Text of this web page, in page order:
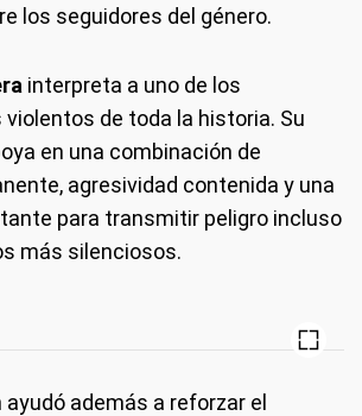
los seguidores del género.
interpreta a uno de los
de toda la historia. Su
en una combinación de
agresividad contenida y una
para transmitir peligro incluso
más silenciosos.
además a reforzar el